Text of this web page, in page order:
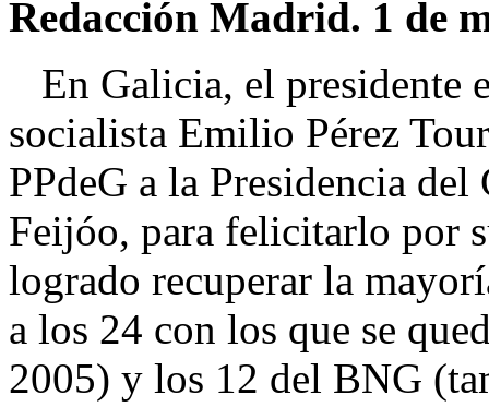
Redacción Madrid. 1 de
En Galicia, el presidente
socialista Emilio Pérez
PPdeG a la Presidencia
Feijóo, para felicitarlo por
logrado recuperar la
a los 24 con los que se
2005) y los 12 del BNG